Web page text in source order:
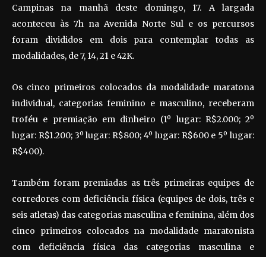
Campinas na manhã deste domingo, 17. A largada
aconteceu às 7h na Avenida Norte Sul e os percursos
foram divididos em dois para contemplar todas as
modalidades, de 7, 14, 21 e 42K.
Os cinco primeiros colocados da modalidade maratona
individual, categorias feminino e masculino, receberam
troféu e premiação em dinheiro (1º lugar: R$2.000; 2º
lugar: R$1.200; 3º lugar: R$800; 4º lugar: R$600 e 5º lugar:
R$400).
Também foram premiadas as três primeiras equipes de
corredores com deficiência física (equipes de dois, três e
seis atletas) das categorias masculina e feminina, além dos
cinco primeiros colocados na modalidade maratonista
com deficiência física das categorias masculina e